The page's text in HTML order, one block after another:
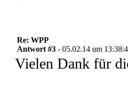
Re: WPP
Antwort #3 - 05.02.14 um
Vielen Dank für